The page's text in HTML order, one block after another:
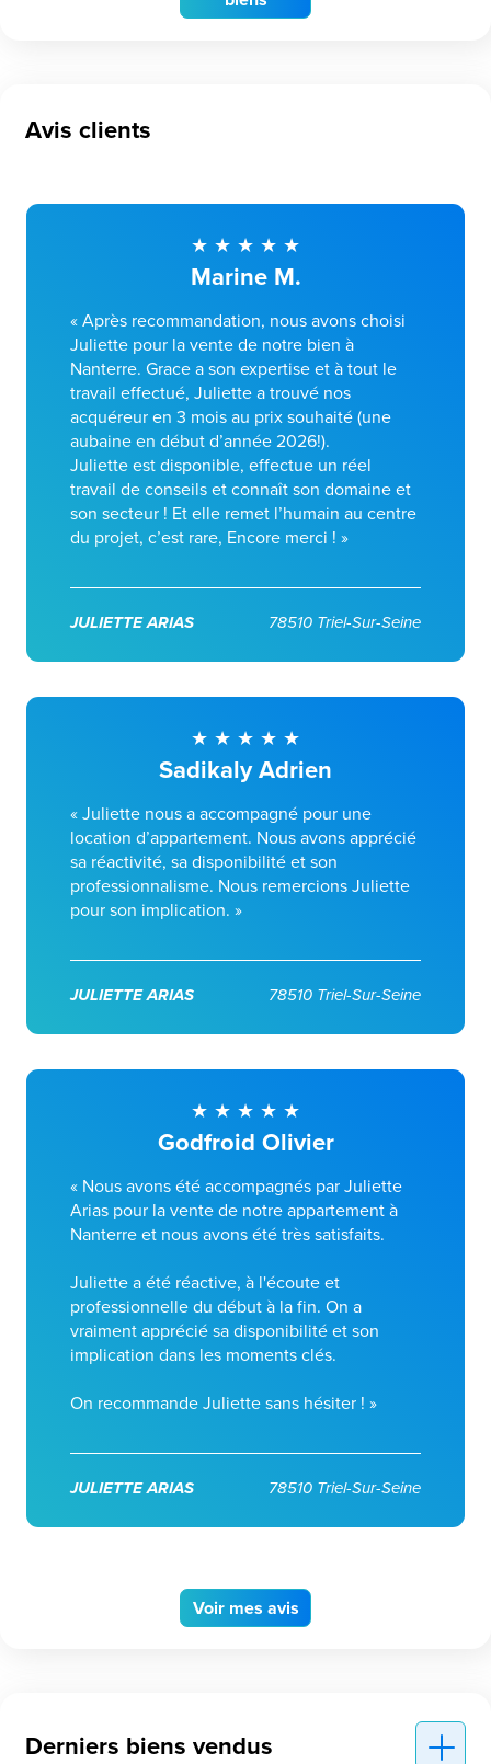
Avis clients
Voir mes avis
Marine M.
« Après recommandation, nous avons choisi
Juliette pour la vente de notre bien à
Nanterre. Grace a son expertise et à tout le
travail effectué, Juliette a trouvé nos
acquéreur en 3 mois au prix souhaité (une
aubaine en début d’année 2026!).
Juliette est disponible, effectue un réel
travail de conseils et connaît son domaine et
son secteur ! Et elle remet l’humain au centre
du projet, c’est rare, Encore merci ! »
JULIETTE ARIAS 78510 Triel-Sur-Seine
Sadikaly Adrien
« Juliette nous a accompagné pour une
location d’appartement. Nous avons apprécié
sa réactivité, sa disponibilité et son
professionnalisme. Nous remercions Juliette
pour son implication. »
JULIETTE ARIAS 78510 Triel-Sur-Seine
Godfroid Olivier
« Nous avons été accompagnés par Juliette
Arias pour la vente de notre appartement à
Nanterre et nous avons été très satisfaits.
Juliette a été réactive, à l'écoute et
professionnelle du début à la fin. On a
vraiment apprécié sa disponibilité et son
implication dans les moments clés.
On recommande Juliette sans hésiter ! »
JULIETTE ARIAS 78510 Triel-Sur-Seine
Derniers biens vendus